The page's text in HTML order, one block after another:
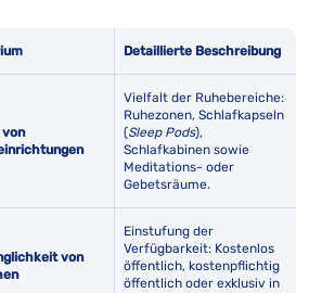
Detaillierte Beschreibung
Vielfalt der Ruhebereiche:
Ruhezonen, Schlafkapseln
(Sleep Pods),
Schlafkabinen sowie
Meditations- oder
Gebetsräume.
von
Einstufung der
Verfügbarkeit: Kostenlos
öffentlich, kostenpflichtig
öffentlich oder exklusiv in